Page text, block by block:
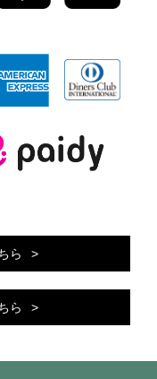
ら
ら